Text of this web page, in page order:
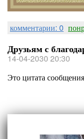
комментарии: 0
Друзьям с
14-04-2030 20:30
Это цитата сообщения